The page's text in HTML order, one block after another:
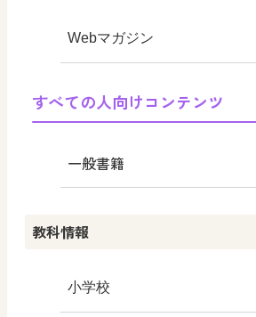
美術館リンク集
Webマガジン
学び！とESD
すべての人向けコンテンツ
一般書籍
教科情報
小学校